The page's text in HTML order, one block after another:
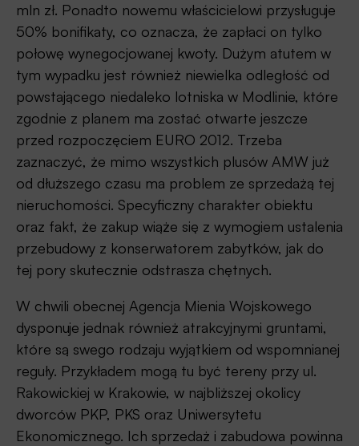
mln zł. Ponadto nowemu właścicielowi przysługuje
50% bonifikaty, co oznacza, że zapłaci on tylko
połowę wynegocjowanej kwoty. Dużym atutem w
tym wypadku jest również niewielka odległość od
powstającego niedaleko lotniska w Modlinie, które
zgodnie z planem ma zostać otwarte jeszcze
przed rozpoczęciem EURO 2012. Trzeba
zaznaczyć, że mimo wszystkich plusów AMW już
od dłuższego czasu ma problem ze sprzedażą tej
nieruchomości. Specyficzny charakter obiektu
oraz fakt, że zakup wiąże się z wymogiem ustalenia
przebudowy z konserwatorem zabytków, jak do
tej pory skutecznie odstrasza chętnych.
W chwili obecnej Agencja Mienia Wojskowego
dysponuje jednak również atrakcyjnymi gruntami,
które są swego rodzaju wyjątkiem od wspomnianej
reguły. Przykładem mogą tu być tereny przy ul.
Rakowickiej w Krakowie, w najbliższej okolicy
dworców PKP, PKS oraz Uniwersytetu
Ekonomicznego. Ich sprzedaż i zabudowa powinna